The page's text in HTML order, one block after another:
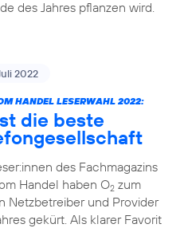
des Jahres pflanzen wird.
2022
HANDEL LESERWAHL 2022:
die beste
des Fachmagazins
Handel haben O2zum
Netzbetreiber und Provider
gekürt. Als klarer Favorit